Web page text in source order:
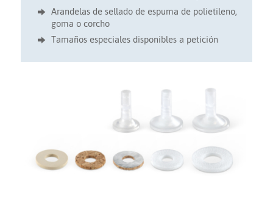
Arandelas de sellado de espuma de polietileno,
goma o corcho
Tamaños especiales disponibles a petición